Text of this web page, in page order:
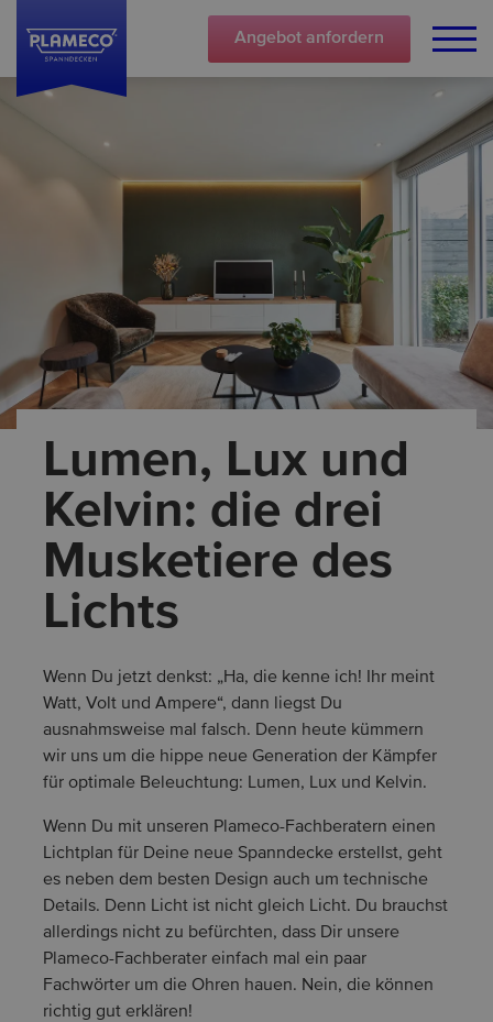
Angebot anfordern
Lumen, Lux und
Kelvin: die drei
Musketiere des
Lichts
Wenn Du jetzt denkst: „Ha, die kenne ich! Ihr meint
Watt, Volt und Ampere“, dann liegst Du
ausnahmsweise mal falsch. Denn heute kümmern
wir uns um die hippe neue Generation der Kämpfer
für optimale Beleuchtung: Lumen, Lux und Kelvin.
Wenn Du mit unseren Plameco-Fachberatern einen
Lichtplan für Deine neue Spanndecke erstellst, geht
es neben dem besten Design auch um technische
Details. Denn Licht ist nicht gleich Licht. Du brauchst
allerdings nicht zu befürchten, dass Dir unsere
Plameco-Fachberater einfach mal ein paar
Fachwörter um die Ohren hauen. Nein, die können
richtig gut erklären!